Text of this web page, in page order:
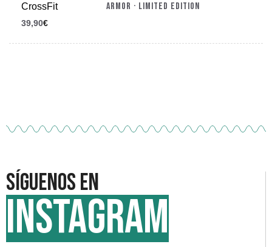
ARMOR · LIMITED EDITION
39,90€
Síguenos en
INSTAGRAM